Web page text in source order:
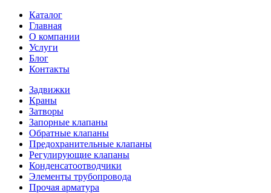
Каталог
Главная
О компании
Услуги
Блог
Контакты
Задвижки
Краны
Затворы
Запорные клапаны
Обратные клапаны
Предохранительные клапаны
Регулирующие клапаны
Конденсатоотводчики
Элементы трубопровода
Прочая арматура